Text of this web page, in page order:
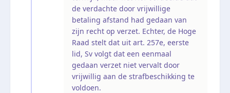
de verdachte door vrijwillige
betaling afstand had gedaan van
zijn recht op verzet. Echter, de Hoge
Raad stelt dat uit art. 257e, eerste
lid, Sv volgt dat een eenmaal
gedaan verzet niet vervalt door
vrijwillig aan de strafbeschikking te
voldoen.